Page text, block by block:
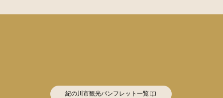
紀の川市観光パンフレット一覧